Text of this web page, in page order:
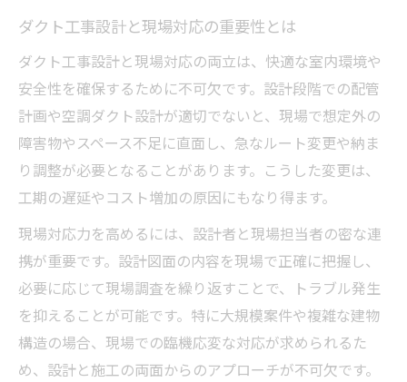
ダクト工事設計のルート計画ポイント解説
ダクトルートとは何か設計の基本を学ぶ
迷わず進めるダクト工事設計ルート計画法
ダクト工事設計と現場対応の重要性とは
ダクト工事設計と現場対応の両立は、快適な室内環境や
安全性を確保するために不可欠です。設計段階での配管
計画や空調ダクト設計が適切でないと、現場で想定外の
障害物やスペース不足に直面し、急なルート変更や納ま
り調整が必要となることがあります。こうした変更は、
工期の遅延やコスト増加の原因にもなり得ます。
現場対応力を高めるには、設計者と現場担当者の密な連
携が重要です。設計図面の内容を現場で正確に把握し、
必要に応じて現場調査を繰り返すことで、トラブル発生
を抑えることが可能です。特に大規模案件や複雑な建物
構造の場合、現場での臨機応変な対応が求められるた
め、設計と施工の両面からのアプローチが不可欠です。